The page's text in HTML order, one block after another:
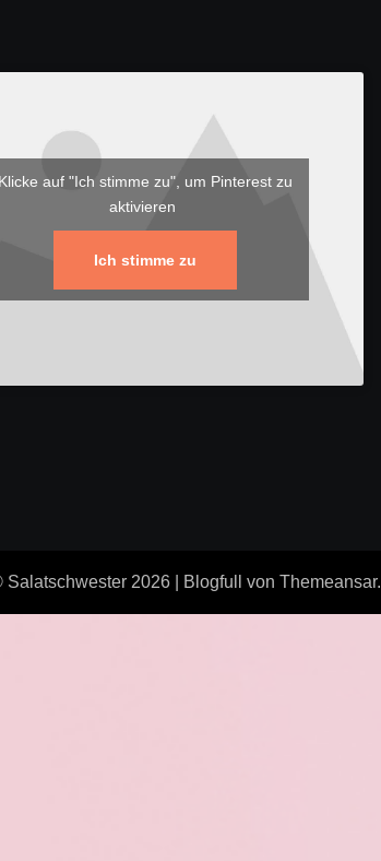
Klicke auf "Ich stimme zu", um Pinterest zu
aktivieren
Ich stimme zu
Salatschwester 2026 Blogfull von Themeansar.